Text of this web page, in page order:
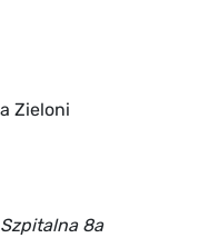
Zieloni
8a